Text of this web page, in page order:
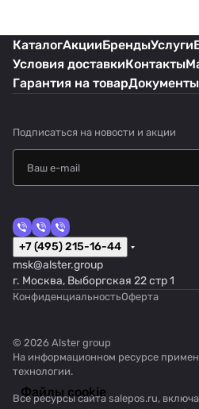
Файлы cookie
КаталогАкцииБрендыУслуги
Условия доставкиКонтакты
Гарантия на товарДокументы
Подписаться на новости и акции
+7 (495) 215-16-44
msk@alster.group
г. Москва, Выборгская 22 стр 1
КонфиденциальностьОферта
© 2026 Alster group
На информационном ресурсе
технологии.
Все ресурсы сайта salepos.ru,